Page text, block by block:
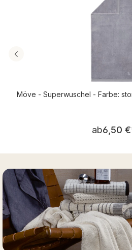
Möve - Superwuschel - Farbe:
ab6,50 €